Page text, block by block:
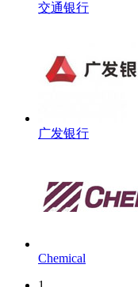
交通银行
广发银行
Chemical